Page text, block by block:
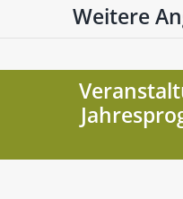
Weitere